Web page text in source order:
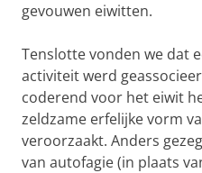
gevouwen eiwitten.
Tenslotte vonden we dat
activiteit werd
coderend voor het eiwit
zeldzame erfelijke vorm
veroorzaakt. Anders
van autofagie (in plaats